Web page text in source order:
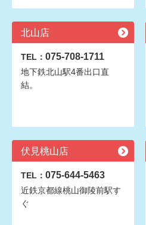
北山店
TEL： 075-708-1711
地下鉄北山駅4番出口直
結。
伏見桃山店
TEL： 075-644-5463
近鉄京都線桃山御陵前駅す
ぐ